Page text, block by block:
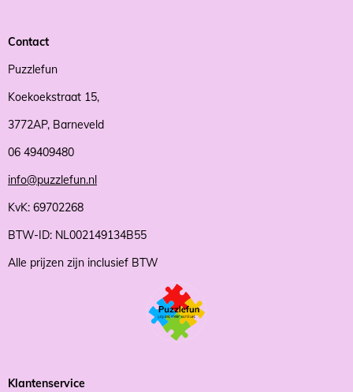
Contact
Puzzlefun
Koekoekstraat 15,
3772AP, Barneveld
06 49409480
info@puzzlefun.nl
KvK: 69702268
BTW-ID: NL002149134B55
Alle prijzen zijn inclusief BTW
Klantenservice